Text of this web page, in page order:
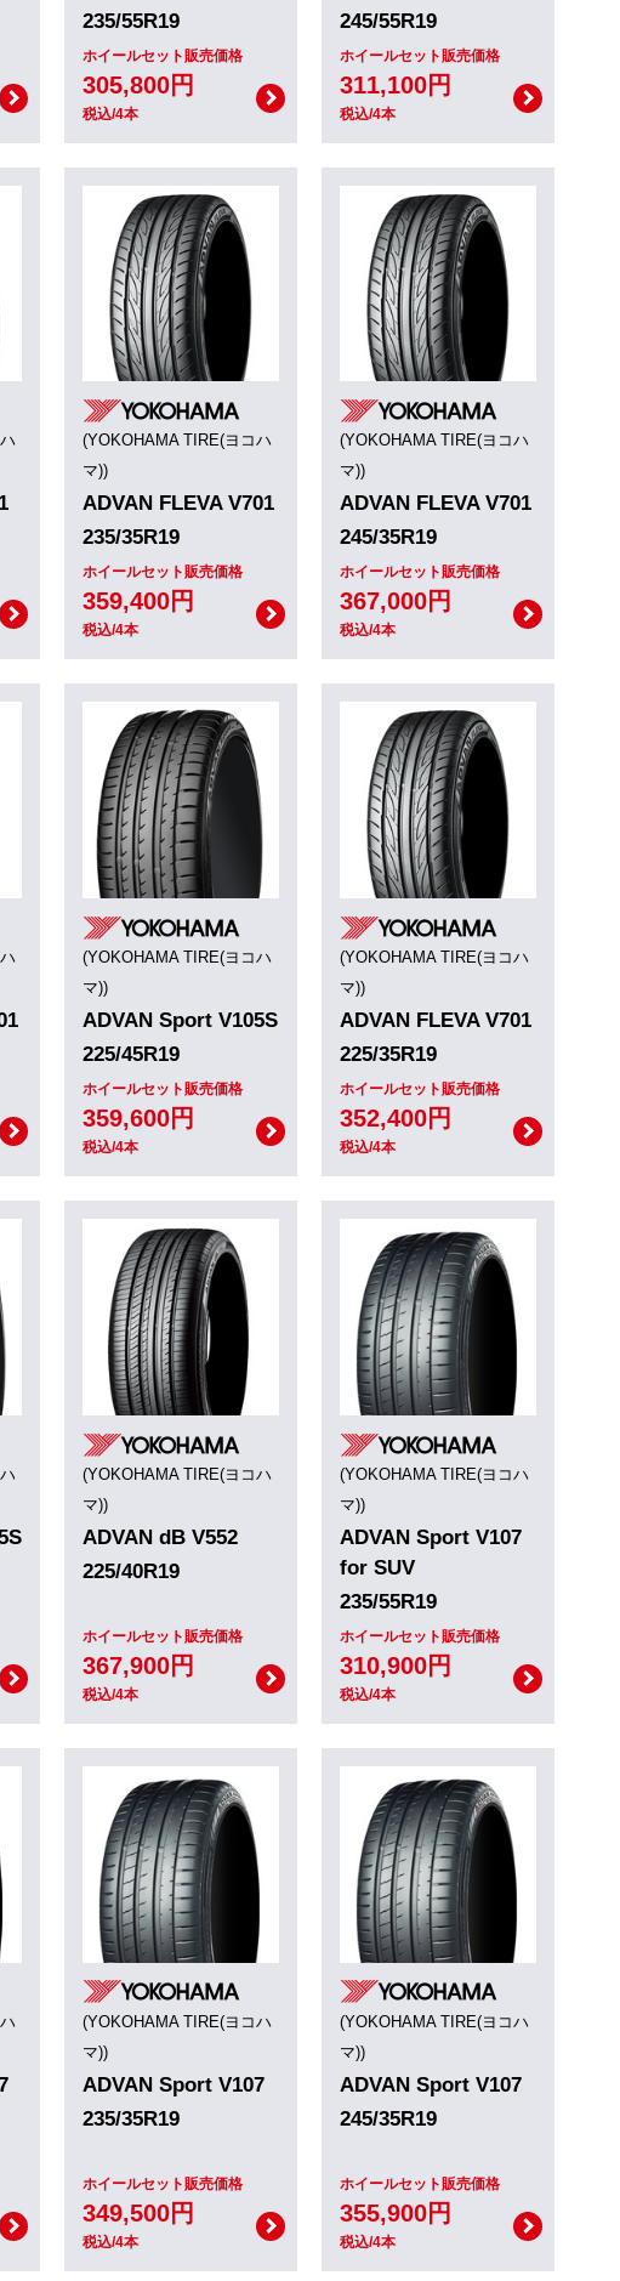
235/55R19
ホイールセット販売価格
305,800円
税込/4本
245/55R19
ホイールセット販売価格
311,100円
税込/4本
(YOKOHAMA TIRE(ヨコハ
マ))
ADVAN FLEVA V701
235/35R19
ホイールセット販売価格
359,400円
税込/4本
(YOKOHAMA TIRE(ヨコハ
マ))
ADVAN FLEVA V701
245/35R19
ホイールセット販売価格
367,000円
税込/4本
(YOKOHAMA TIRE(ヨコハ
マ))
ADVAN Sport V105S
225/45R19
ホイールセット販売価格
359,600円
税込/4本
(YOKOHAMA TIRE(ヨコハ
マ))
ADVAN FLEVA V701
225/35R19
ホイールセット販売価格
352,400円
税込/4本
(YOKOHAMA TIRE(ヨコハ
マ))
ADVAN dB V552
225/40R19
ホイールセット販売価格
367,900円
税込/4本
(YOKOHAMA TIRE(ヨコハ
マ))
ADVAN Sport V107
for SUV
235/55R19
ホイールセット販売価格
310,900円
税込/4本
(YOKOHAMA TIRE(ヨコハ
マ))
ADVAN Sport V107
235/35R19
ホイールセット販売価格
349,500円
税込/4本
(YOKOHAMA TIRE(ヨコハ
マ))
ADVAN Sport V107
245/35R19
ホイールセット販売価格
355,900円
税込/4本